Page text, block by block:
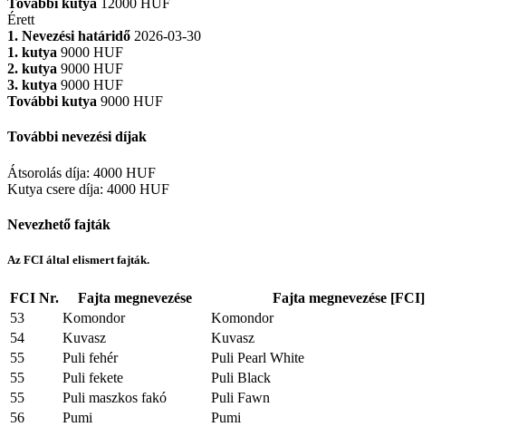
További kutya 12000 HUF
Érett
1. Nevezési határidő 2026-03-30
1. kutya 9000 HUF
2. kutya 9000 HUF
3. kutya 9000 HUF
További kutya 9000 HUF
További nevezési díjak
Átsorolás díja: 4000 HUF
Kutya csere díja: 4000 HUF
Nevezhető fajták
Az FCI által elismert fajták.
FCI Nr. Fajta megnevezése
Fajta megnevezése [FCI]
53
Komondor
Komondor
54
Kuvasz
Kuvasz
55
Puli fehér
Puli Pearl White
55
Puli fekete
Puli Black
55
Puli maszkos fakó
Puli Fawn
56
Pumi
Pumi